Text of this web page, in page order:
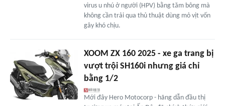
virus u nhú ở người (HPV) bằng tăm bông mà
không cần trải qua thủ thuật dùng mỏ vịt vốn
gây khó chịu.
XOOM ZX 160 2025 - xe ga trang bị
vượt trội SH160i nhưng giá chỉ
bằng 1/2
Mới đây Hero Motocorp - hãng dẫn đầu thị